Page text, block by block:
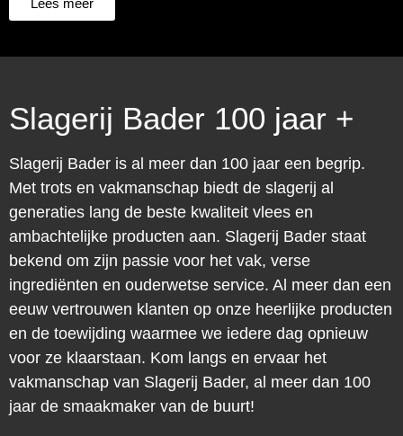
Lees meer
Slagerij Bader 100 jaar +
Slagerij Bader is al meer dan 100 jaar een begrip.
Met trots en vakmanschap biedt de slagerij al
generaties lang de beste kwaliteit vlees en
ambachtelijke producten aan. Slagerij Bader staat
bekend om zijn passie voor het vak, verse
ingrediënten en ouderwetse service. Al meer dan een
eeuw vertrouwen klanten op onze heerlijke producten
en de toewijding waarmee we iedere dag opnieuw
voor ze klaarstaan. Kom langs en ervaar het
vakmanschap van Slagerij Bader, al meer dan 100
jaar de smaakmaker van de buurt!